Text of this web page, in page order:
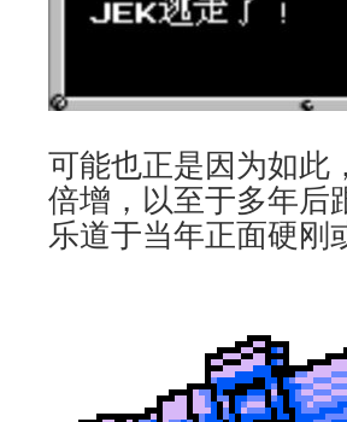
可能也正是因为如此
倍增，以至于多年后
乐道于当年正面硬刚